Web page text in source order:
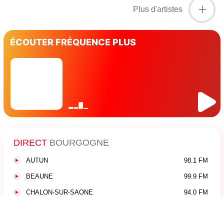
+
Plus d'artistes
ÉCOUTER FRÉQUENCE PLUS
DIRECT BOURGOGNE
AUTUN 98.1 FM
BEAUNE 99.9 FM
CHALON-SUR-SAONE 94.0 FM